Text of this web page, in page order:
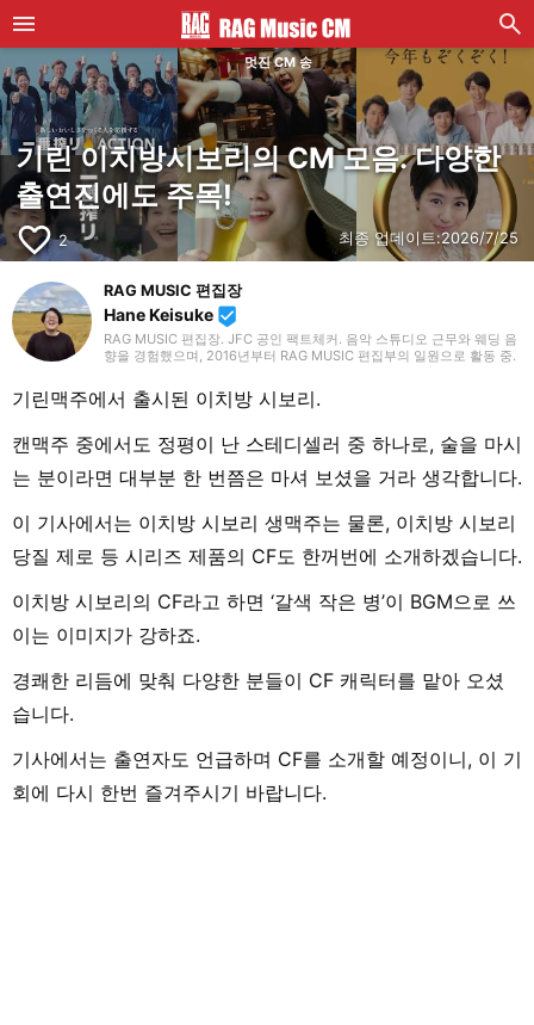
멋진 CM 송
기린 이치방시보리의 CM 모음. 다양한
출연진에도 주목!
favorite_border 2 최종 업데이트:2026/7/25
RAG MUSIC 편집장
Hane Keisuke beenhere
RAG MUSIC 편집장. JFC 공인 팩트체커. 음악 스튜디오 근무와 웨딩 음
향을 경험했으며, 2016년부터 RAG MUSIC 편집부의 일원으로 활동 중.
후에는 밴드에서 드럼 등 다양한 악기를 경험. 각종 곡 소개 글을 비롯해,
각지의 음악 페스티벌 소개 기사와 라이브 리포트 등, 자신의 음악 활동
습니다. 음악은 국내외 록은 물론, 최근에는 J-POP도 폭넓게 즐겨 듣습
니다.
기린맥주에서 출시된 이치방 시보리.
캔맥주 중에서도 정평이 난 스테디셀러 중 하나로, 술을 마시
는 분이라면 대부분 한 번쯤은 마셔 보셨을 거라 생각합니다.
이 기사에서는 이치방 시보리 생맥주는 물론, 이치방 시보리
당질 제로 등 시리즈 제품의 CF도 한꺼번에 소개하겠습니다.
이치방 시보리의 CF라고 하면 ‘갈색 작은 병’이 BGM으로 쓰
이는 이미지가 강하죠.
경쾌한 리듬에 맞춰 다양한 분들이 CF 캐릭터를 맡아 오셨
습니다.
기사에서는 출연자도 언급하며 CF를 소개할 예정이니, 이 기
회에 다시 한번 즐겨주시기 바랍니다.